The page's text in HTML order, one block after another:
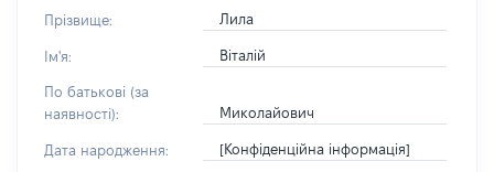
Прізвище: Лила
Ім'я: Віталій
По батькові (за
наявності):
Миколайович
Дата народження: [Конфіденційна інформація]